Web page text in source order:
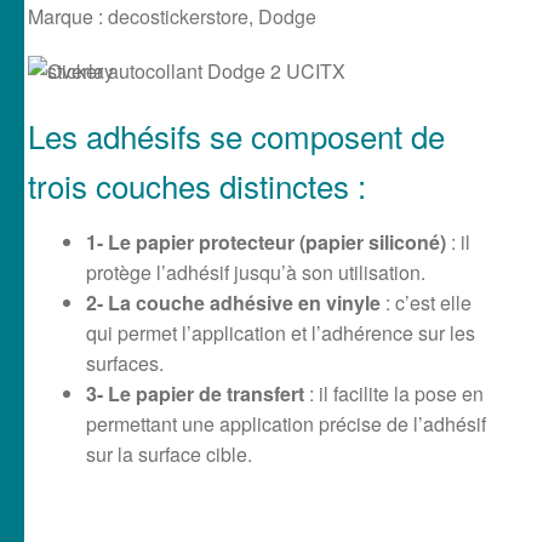
Marque : decostickerstore, Dodge
Les adhésifs se composent de
trois couches distinctes :
1- Le papier protecteur (papier siliconé): il
protège l’adhésif jusqu’à son utilisation.
2- La couche adhésive en vinyle: c’est elle
qui permet l’application et l’adhérence sur les
surfaces.
3- Le papier de transfert: il facilite la pose en
permettant une application précise de l’adhésif
sur la surface cible.